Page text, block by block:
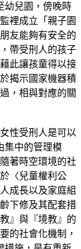
幼兒園，傍晚時
裡成立「親子園
友能夠有安全的
帶受刑人的孩子
此讓孩童得以接
揭示國家機器積
，相與對應的關
性受刑人是可以
集中的管理模
著時空環境的社
〈兒童權利公
成長以及家庭組
下修及其配套措
』與『境教』的
的社會化機制，